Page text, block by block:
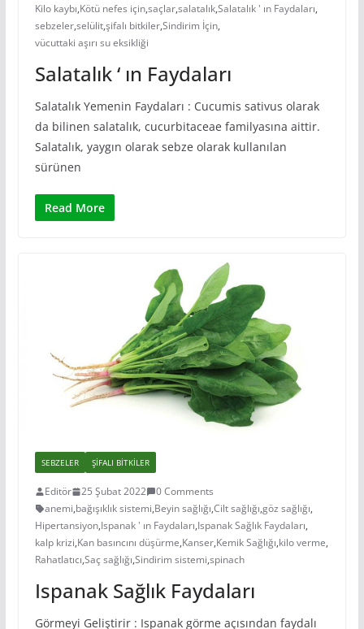
Kilo kaybı,Kötü nefes için,saçlar,salatalık,Salatalık ' ın Faydaları,
sebzeler,selülit,şifalı bitkiler,Sindirim İçin,
vücuttaki aşırı su eksikliği
Salatalık ‘ ın Faydaları
Salatalık Yemenin Faydaları : Cucumis sativus olarak
da bilinen salatalık, cucurbitaceae familyasına aittir.
Salatalık, yaygın olarak sebze olarak kullanılan
sürünen
Read More
SEBZELER ŞIFALI BITKILER
Editör 25 Şubat 2022
0 Comments
anemi,bağışıklık sistemi,Beyin sağlığı,Cilt sağlığı,göz sağlığı,
Hipertansiyon,Ispanak ' ın Faydaları,Ispanak Sağlık Faydaları,
kalp krizi,Kan basıncını düşürme,Kanser,Kemik Sağlığı,kilo verme,
Rahatlatıcı,Saç sağlığı,Sindirim sistemi,spinach
Ispanak Sağlık Faydaları
Görmeyi Geliştirir : Ispanak görme açısından faydalı